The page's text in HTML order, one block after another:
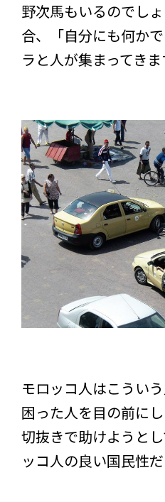
野次馬もいるのでし
合、「自分にも何か
ラと人が集まってきま
モロッコ人はこうい
困った人を目の前に
切抜きで助けようと
ッコ人の良い国民性だ